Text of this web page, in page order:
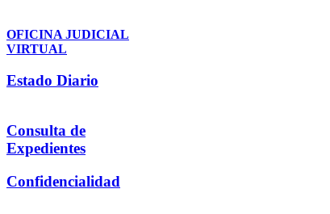
OFICINA JUDICIAL
VIRTUAL
Estado Diario
Consulta de
Expedientes
Confidencialidad